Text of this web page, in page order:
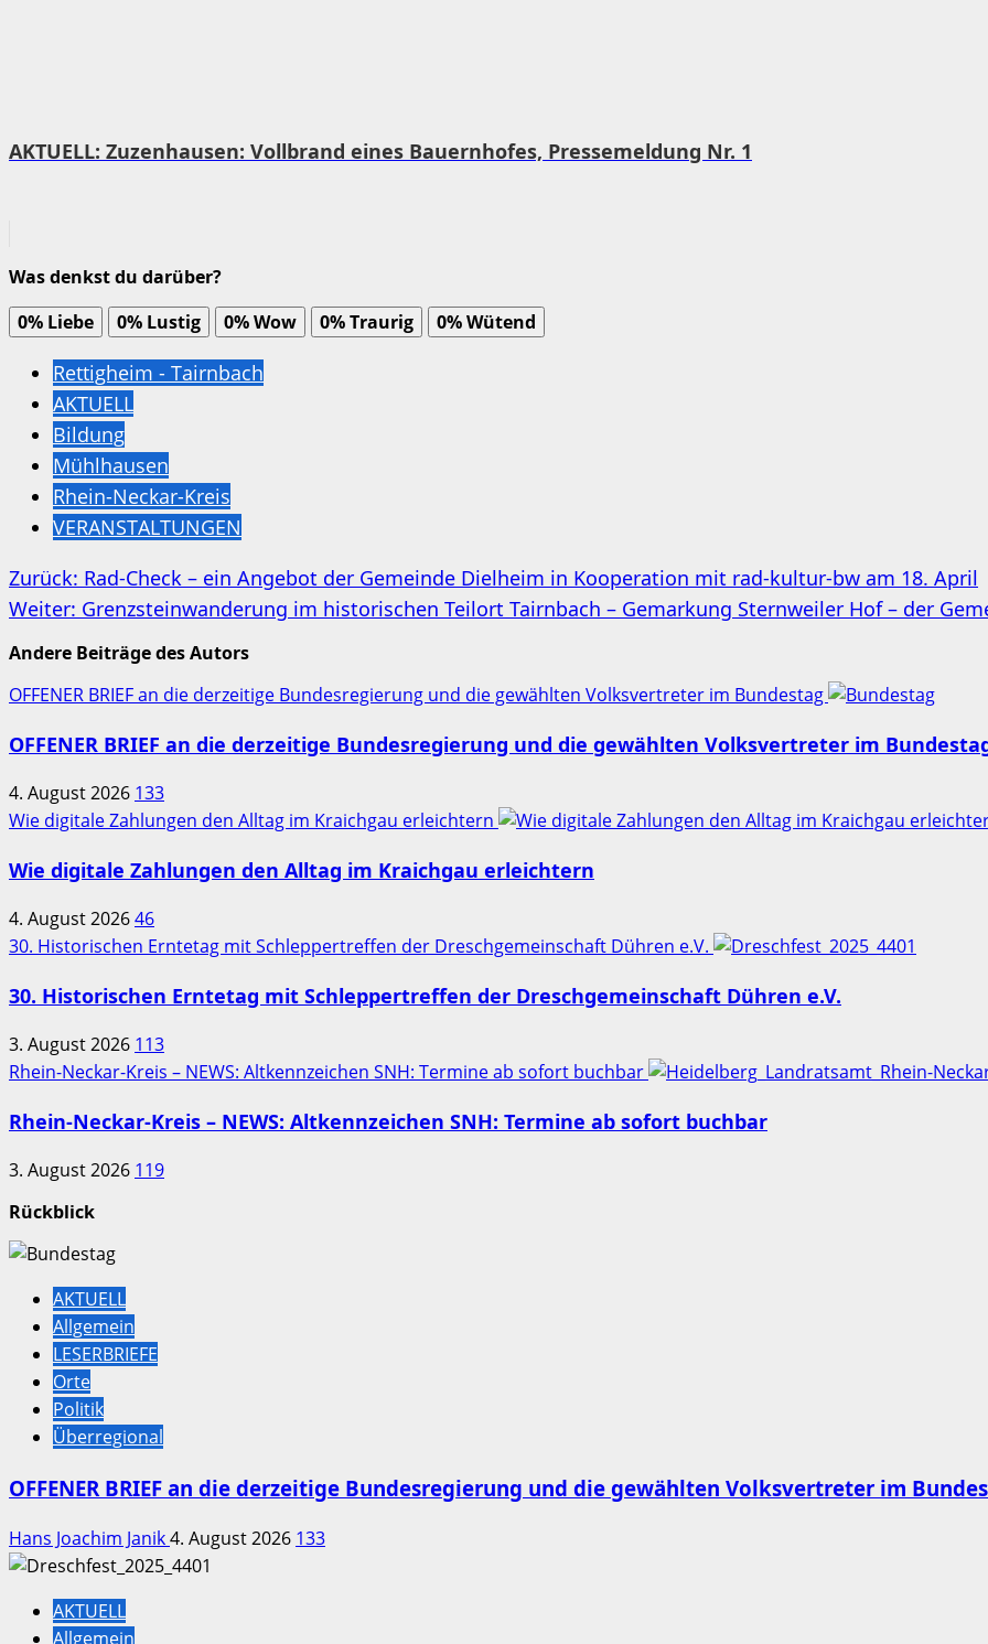
AKTUELL: Zuzenhausen: Vollbrand eines Bauernhofes, Pressemeldung Nr. 1
Was denkst du darüber?
0% Liebe 0% Lustig 0%Wow 0%Traurig 0%Wütend
Rettigheim - Tairnbach
AKTUELL
Bildung
Mühlhausen
Rhein-Neckar-Kreis
VERANSTALTUNGEN
Beitragsnavigation
Zurück: Rad-Check – ein Angebot der Gemeinde Dielheim in Kooperation mit rad-kultur-bw am 18. April
Weiter: Grenzsteinwanderung im historischen Teilort Tairnbach – Gemarkung Sternweiler Hof – der
Andere Beiträge des Autors
OFFENER BRIEF an die derzeitige Bundesregierung und die gewählten Volksvertreter im Bundestag
OFFENER BRIEF an die derzeitige Bundesregierung und die gewählten Volksvertreter im
4. August 2026 133
Wie digitale Zahlungen den Alltag im Kraichgau erleichtern
Wie digitale Zahlungen den Alltag im Kraichgau erleichtern
4. August 202646
30. Historischen Erntetag mit Schleppertreffen der Dreschgemeinschaft Dühren e.V.
30. Historischen Erntetag mit Schleppertreffen der Dreschgemeinschaft Dühren e.V.
3. August 2026 113
Rhein-Neckar-Kreis – NEWS: Altkennzeichen SNH: Termine ab sofort buchbar
Rhein-Neckar-Kreis – NEWS: Altkennzeichen SNH: Termine ab sofort buchbar
3. August 2026 119
Rückblick
AKTUELL
Allgemein
LESERBRIEFE
Orte
Politik
Überregional
OFFENER BRIEF an die derzeitige Bundesregierung und die gewählten Volksvertreter im
Hans Joachim Janik4. August 2026 133
AKTUELL
Allgemein